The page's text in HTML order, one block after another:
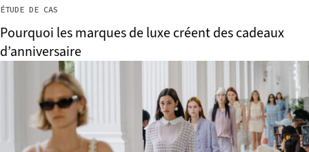
ÉTUDE DE CAS
Pourquoi les marques de luxe créent des cadeaux
d’anniversaire